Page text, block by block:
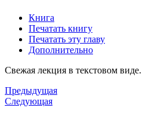
Книга
Печатать книгу
Печатать эту главу
Дополнительно
Свежая лекция в текстовом виде.
Предыдущая
Следующая